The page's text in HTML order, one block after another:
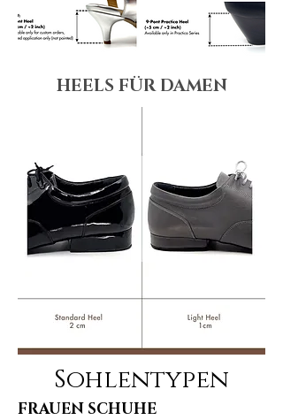
HEELS FÜR DAMEN
Sohlentypen
FRAUEN SCHUHE